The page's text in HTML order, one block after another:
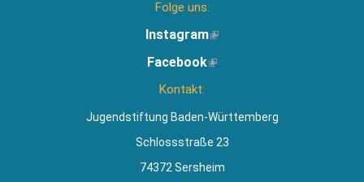
Folge uns:
Instagram(Link
extern)
Facebook(Link
Kontakt:
Jugendstiftung Baden-Württemberg
Schlossstraße 23
74372 Sersheim